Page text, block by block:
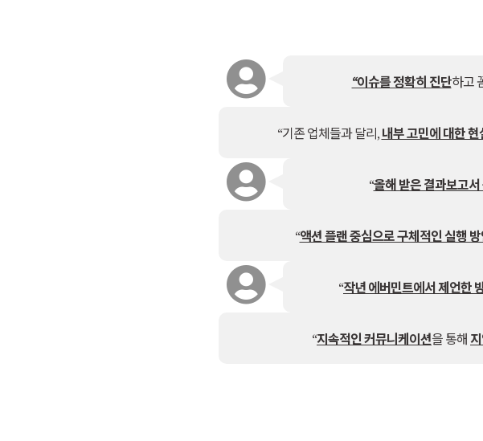
“이슈를 정확히 진단하고
“기존 업체들과 달리,내부 고민에 대한
“올해 받은 결과보고
“액션 플랜 중심으로 구체적인 실행
“작년 에버민트에서 제언한
“지속적인 커뮤니케이션을 통해